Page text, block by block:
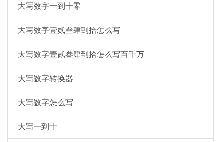
大写数字一到十零
大写数字壹贰叁肆到拾怎么写
大写数字壹贰叁肆到拾怎么写百千万
大写数字转换器
大写数字怎么写
大写一到十